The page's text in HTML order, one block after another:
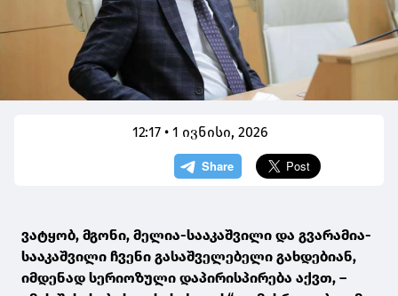
12:17 • 1 ივნისი, 2026
ვატყობ, მგონი, მელია-სააკაშვილი და გვარამია-
სააკაშვილი ჩვენი გასაშველებელი გახდებიან,
იმდენად სერიოზული დაპირისპირება აქვთ, –